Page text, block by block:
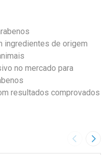
ingredientes de origem
no mercado para
resultados comprovados
Imagem